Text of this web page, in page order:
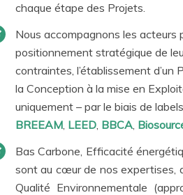
chaque étape des Projets.
Nous accompagnons les acteurs
positionnement stratégique de
contraintes, l’établissement
la Conception à la mise en
uniquement – par le biais de
BREEAM, LEED, BBCA,
Bas Carbone, Efficacité
sont au cœur de nos expertises,
Qualité Environnementale